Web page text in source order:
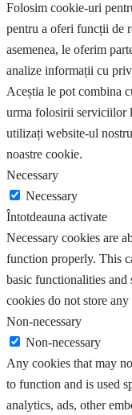
Folosim cookie-uri
pentru a oferi funcții de
asemenea, le oferim
analize informații cu
Aceștia le pot combina
urma folosirii serviciilor
utilizați website-ul
noastre cookie.
Necessary
Necessary
Întotdeauna activate
Necessary cookies are
function properly. This
basic functionalities and
cookies do not store
Non-necessary
Non-necessary
Any cookies that may
to function and is used
analytics, ads, other